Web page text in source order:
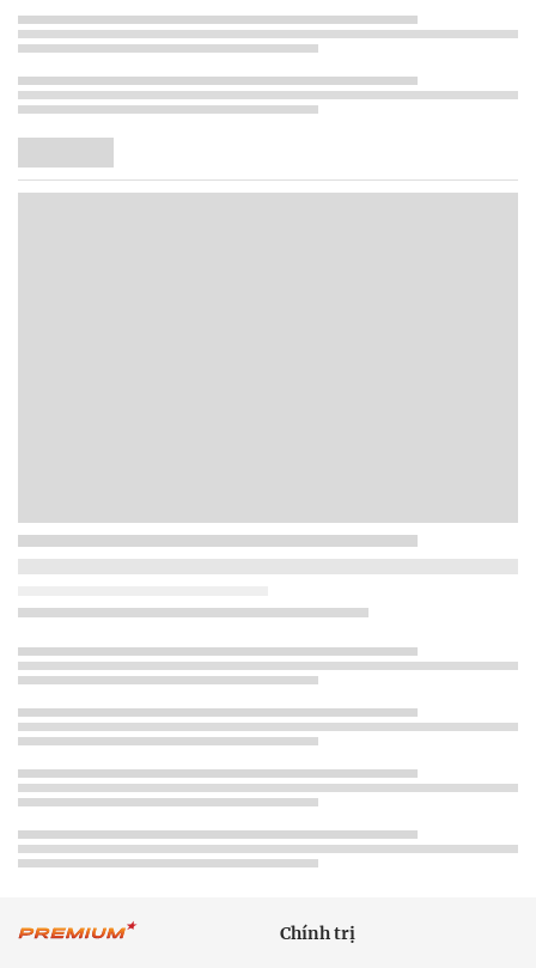
Chính trị